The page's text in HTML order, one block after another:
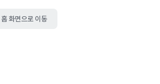
홈 화면으로 이동